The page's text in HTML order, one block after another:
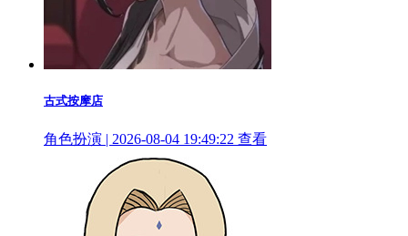
古式按摩店
角色扮演 | 2026-08-04 19:49:22 查看